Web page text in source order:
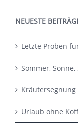
NEUESTE
Letzte Proben
Sommer,
Kräutersegnung
Urlaub ohne